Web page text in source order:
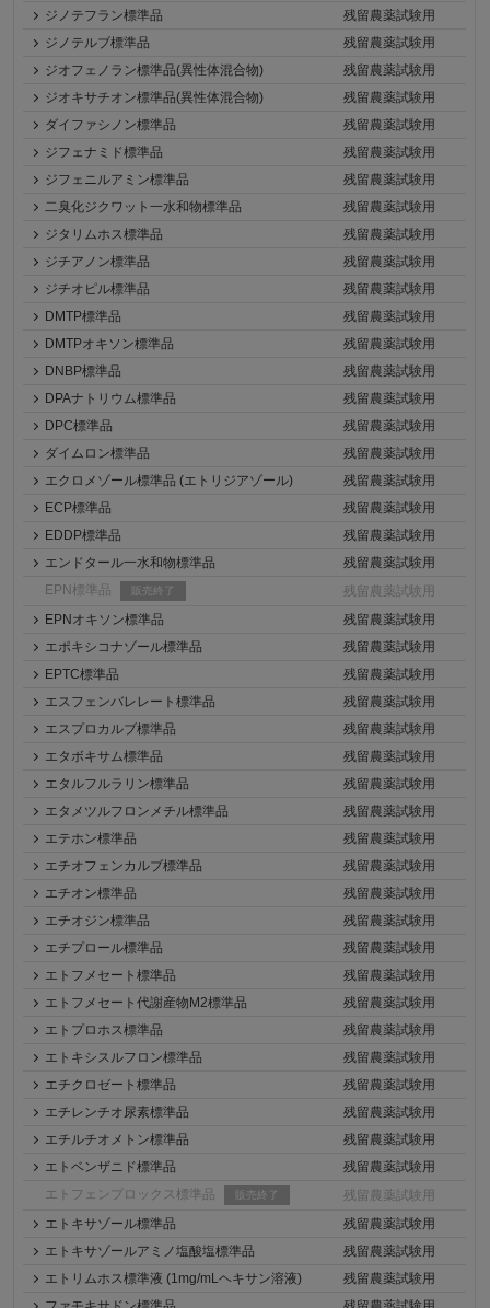
ジノテフラン標準品
残留農薬試験用
ジノテルブ標準品
残留農薬試験用
ジオフェノラン標準品(異性体混合物)
残留農薬試験用
ジオキサチオン標準品(異性体混合物)
残留農薬試験用
ダイファシノン標準品
残留農薬試験用
ジフェナミド標準品
残留農薬試験用
ジフェニルアミン標準品
残留農薬試験用
二臭化ジクワット一水和物標準品
残留農薬試験用
ジタリムホス標準品
残留農薬試験用
ジチアノン標準品
残留農薬試験用
ジチオピル標準品
残留農薬試験用
DMTP標準品
残留農薬試験用
DMTPオキソン標準品
残留農薬試験用
DNBP標準品
残留農薬試験用
DPAナトリウム標準品
残留農薬試験用
DPC標準品
残留農薬試験用
ダイムロン標準品
残留農薬試験用
エクロメゾール標準品 (エトリジアゾール)
残留農薬試験用
ECP標準品
残留農薬試験用
EDDP標準品
残留農薬試験用
エンドタール一水和物標準品
残留農薬試験用
EPN標準品
販売終了
残留農薬試験用
EPNオキソン標準品
残留農薬試験用
エポキシコナゾール標準品
残留農薬試験用
EPTC標準品
残留農薬試験用
エスフェンバレレート標準品
残留農薬試験用
エスプロカルブ標準品
残留農薬試験用
エタボキサム標準品
残留農薬試験用
エタルフルラリン標準品
残留農薬試験用
エタメツルフロンメチル標準品
残留農薬試験用
エテホン標準品
残留農薬試験用
エチオフェンカルブ標準品
残留農薬試験用
エチオン標準品
残留農薬試験用
エチオジン標準品
残留農薬試験用
エチプロール標準品
残留農薬試験用
エトフメセート標準品
残留農薬試験用
エトフメセート代謝産物M2標準品
残留農薬試験用
エトプロホス標準品
残留農薬試験用
エトキシスルフロン標準品
残留農薬試験用
エチクロゼート標準品
残留農薬試験用
エチレンチオ尿素標準品
残留農薬試験用
エチルチオメトン標準品
残留農薬試験用
エトベンザニド標準品
残留農薬試験用
エトフェンプロックス標準品
販売終了
残留農薬試験用
エトキサゾール標準品
残留農薬試験用
エトキサゾールアミノ塩酸塩標準品
残留農薬試験用
エトリムホス標準液 (1mg/mLヘキサン溶液)
残留農薬試験用